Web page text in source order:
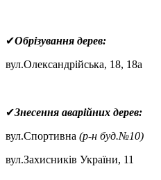
✔Обрізування дерев:
вул.Олександрійська, 18, 18а
✔Знесення аварійних дерев:
вул.Спортивна (р-н буд.№10)
вул.Захисників України, 11